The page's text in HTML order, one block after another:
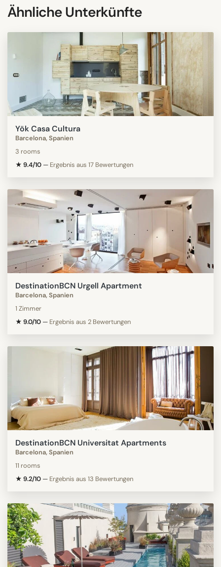
Ähnliche Unterkünfte
Yök Casa Cultura
Barcelona, Spanien
3 rooms
★ 9.4/10 — Ergebnis aus 17 Bewertungen
DestinationBCN Urgell Apartment
Barcelona, Spanien
1 Zimmer
★ 9.0/10 — Ergebnis aus 2 Bewertungen
DestinationBCN Universitat Apartments
Barcelona, Spanien
11 rooms
★ 9.2/10 — Ergebnis aus 13 Bewertungen